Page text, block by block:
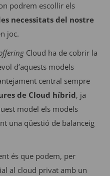
podrem escollir els
necessitats del nostre
joc.
Cloud ha de cobrir la
d’aquests models
central sempre
de Cloud híbrid, ja
model els models
una qüestió de balanceig
és que podem, per
al cloud privat amb un